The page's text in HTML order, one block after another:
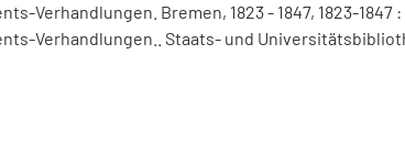
Verhandlungen. Bremen, 1823 - 1847, 1823-1847 :
Verhandlungen.. Staats- und